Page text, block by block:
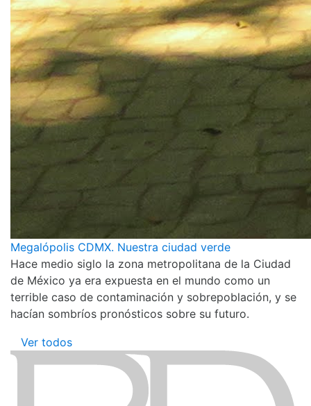
Megalópolis CDMX. Nuestra ciudad verde
Hace medio siglo la zona metropolitana de la Ciudad
de México ya era expuesta en el mundo como un
terrible caso de contaminación y sobrepoblación, y se
hacían sombríos pronósticos sobre su futuro.
Ver todos